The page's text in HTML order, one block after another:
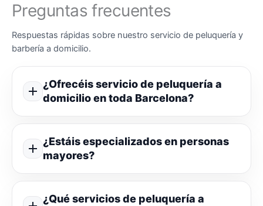
Preguntas frecuentes
Respuestas rápidas sobre nuestro servicio de peluquería y
barbería a domicilio.
¿Ofrecéis servicio de peluquería a
domicilio en toda Barcelona?
¿Estáis especializados en personas
mayores?
¿Qué servicios de peluquería a